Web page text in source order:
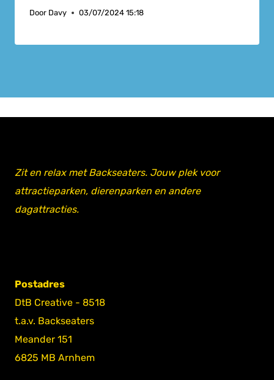
Door Davy 03/07/2024 15:18
Zit en relax met Backseaters. Jouw plek voor
attractieparken, dierenparken en andere
dagattracties.
Postadres
DtB Creative - 8518
t.a.v. Backseaters
Meander 151
6825 MB Arnhem